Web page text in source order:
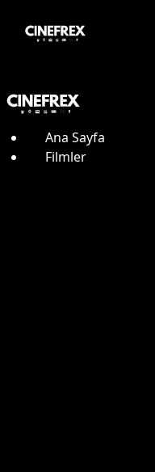
Ana Sayfa
Filmler